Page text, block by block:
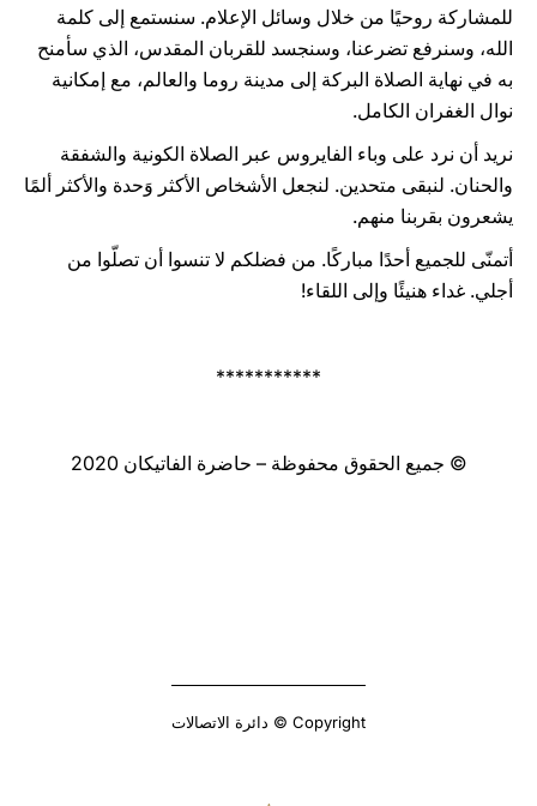
للمشاركة روحيًا من خلال وسائل الإعلام. سنستمع إلى كلمة
الله، وسنرفع تضرعنا، وسنجسد للقربان المقدس، الذي سأمنح
به في نهاية الصلاة البركة إلى مدينة روما والعالم، مع إمكانية
نوال الغفران الكامل.
نريد أن نرد على وباء الفايروس عبر الصلاة الكونية والشفقة
والحنان. لنبقى متحدين. لنجعل الأشخاص الأكثر وَحدة والأكثر ألمًا
يشعرون بقربنا منهم.
أتمنّى للجميع أحدًا مباركًا. من فضلكم لا تنسوا أن تصلّوا من
أجلي. غداء هنيئًا وإلى اللقاء!
***********
© جميع الحقوق محفوظة – حاضرة الفاتيكان 2020
Copyright © دائرة الاتصالات